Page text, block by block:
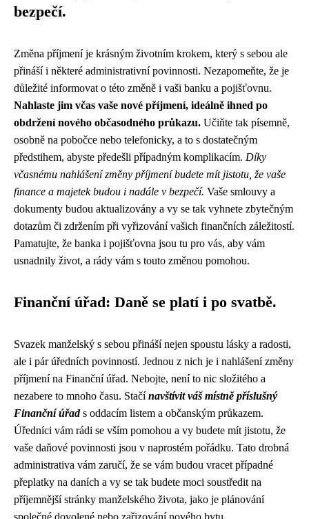
bezpečí.
Změna příjmení je krásným životním krokem, který s sebou ale
přináší i některé administrativní povinnosti. Nezapomeňte, že je
důležité informovat o této změně i vaši banku a pojišťovnu.
Nahlaste jim včas vaše nové příjmení, ideálně ihned po
obdržení nového občasodného průkazu. Učiňte tak písemně,
osobně na pobočce nebo telefonicky, a to s dostatečným
předstihem, abyste předešli případným komplikacím. Díky
včasnému nahlášení změny příjmení budete mít jistotu, že vaše
finance a majetek budou i nadále v bezpečí. Vaše smlouvy a
dokumenty budou aktualizovány a vy se tak vyhnete zbytečným
dotazům či zdržením při vyřizování vašich finančních záležitostí.
Pamatujte, že banka i pojišťovna jsou tu pro vás, aby vám
usnadnily život, a rády vám s touto změnou pomohou.
Finanční úřad: Daně se platí i po svatbě.
Svazek manželský s sebou přináší nejen spoustu lásky a radosti,
ale i pár úředních povinností. Jednou z nich je i nahlášení změny
příjmení na Finanční úřad. Nebojte, není to nic složitého a
nezabere to mnoho času. Stačínavštívit váš místně příslušný
Finanční úřads oddacím listem a občanským průkazem.
Úředníci vám rádi se vším pomohou a vy budete mít jistotu, že
vaše daňové povinnosti jsou v naprostém pořádku. Tato drobná
administrativa vám zaručí, že se vám budou vracet případné
přeplatky na daních a vy se tak budete moci soustředit na
příjemnější stránky manželského života, jako je plánování
společné dovolené nebo zařizování nového bytu.